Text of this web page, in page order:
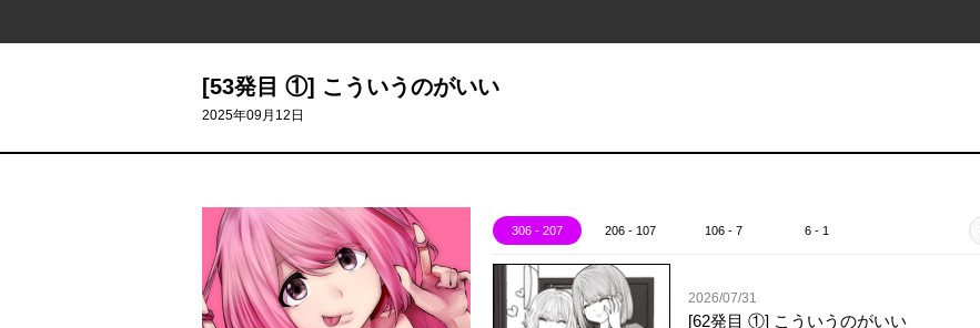
[53発目 ①] こういうのがいい
2025年09月12日
306 - 207 206 - 107 106 - 7 6 - 1
2026/07/31
[62発目 ①] こういうのがいい